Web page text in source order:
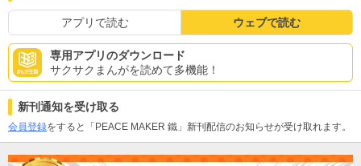
アプリで読む ウェブで読む
専用アプリのダウンロード
サクサクまんがを読めて多機能！
新刊通知を受け取る
会員登録をすると「PEACE MAKER 鐵」新刊配信のお知らせが受け取れます。